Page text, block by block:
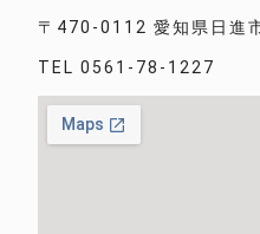
〒470-0112 愛知県日進
TEL 0561-78-1227